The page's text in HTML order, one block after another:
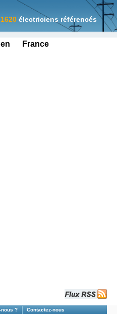
en France
électriciens référencés
nous ? Contactez-nous